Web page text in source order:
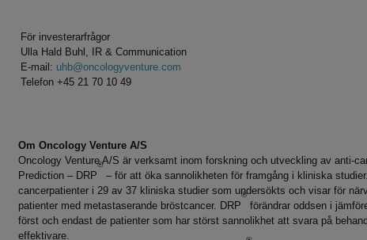
För investerarfrågor
Ulla Hald Buhl, IR & Communication
E-mail: uhb@oncologyventure.com
Telefon +45 21 70 10 49
Om Oncology Venture A/S
Oncology Venture A/S är verksamt inom forskning och utveckling av anti-
Prediction – DRP
®
– för att öka sannolikheten för framgång i kliniska
cancerpatienter i 29 av 37 kliniska studier som undersökts och visar för
patienter med metastaserande bröstcancer. DRP
®
förändrar oddsen i
först och endast de patienter som har störst sannolikhet att svara på
effektivare.